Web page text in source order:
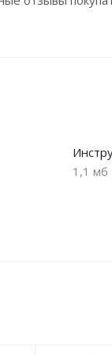
1,1 мб